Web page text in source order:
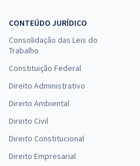
CONTEÚDO JURÍDICO
Consolidação das Leis do
Trabalho
Constituição Federal
Direito Administrativo
Direito Ambiental
Direito Civil
Direito Constitucional
Direito Empresarial